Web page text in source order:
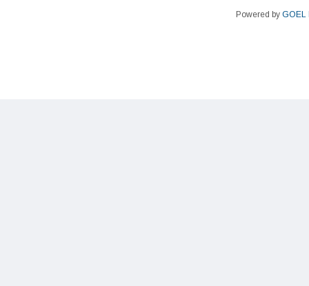
Powered by GOEL